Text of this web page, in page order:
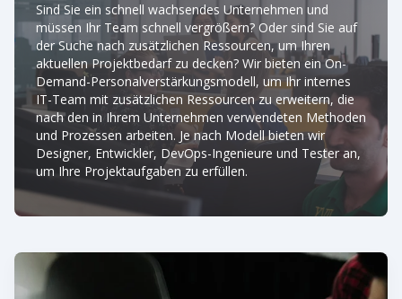
Sind Sie ein schnell wachsendes Unternehmen und
müssen Ihr Team schnell vergrößern? Oder sind Sie auf
der Suche nach zusätzlichen Ressourcen, um Ihren
aktuellen Projektbedarf zu decken? Wir bieten ein On-
Demand-Personalverstärkungsmodell, um Ihr internes
IT-Team mit zusätzlichen Ressourcen zu erweitern, die
nach den in Ihrem Unternehmen verwendeten Methoden
und Prozessen arbeiten. Je nach Modell bieten wir
Designer, Entwickler, DevOps-Ingenieure und Tester an,
um Ihre Projektaufgaben zu erfüllen.